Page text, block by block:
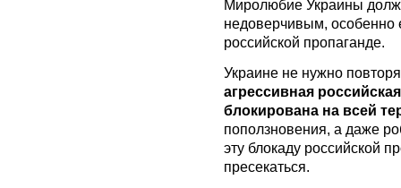
Миролюбие Украины
недоверчивым, особенно
российской пропаганде.
Украине не нужно
агрессивная
блокирована на всей
поползновения, а даже
эту блокаду российской
пресекаться.